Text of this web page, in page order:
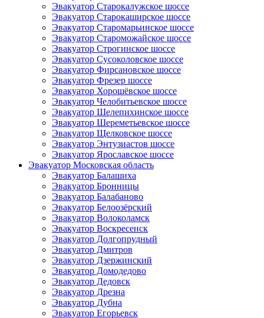
Эвакуатор Старокалужское шоссе
Эвакуатор Старокаширское шоссе
Эвакуатор Старомарьинское шоссе
Эвакуатор Староможайское шоссе
Эвакуатор Строгинское шоссе
Эвакуатор Сусоколовское шоссе
Эвакуатор Фирсановское шоссе
Эвакуатор Фрезер шоссе
Эвакуатор Хорошёвское шоссе
Эвакуатор Челобитьевское шоссе
Эвакуатор Шелепихинское шоссе
Эвакуатор Шереметьевское шоссе
Эвакуатор Щелковское шоссе
Эвакуатор Энтузиастов шоссе
Эвакуатор Ярославское шоссе
Эвакуатор Московская область
Эвакуатор Балашиха
Эвакуатор Бронницы
Эвакуатор Балабаново
Эвакуатор Белоозёрский
Эвакуатор Волоколамск
Эвакуатор Воскресенск
Эвакуатор Долгопрудный
Эвакуатор Дмитров
Эвакуатор Дзержинский
Эвакуатор Домодедово
Эвакуатор Дедовск
Эвакуатор Дрезна
Эвакуатор Дубна
Эвакуатор Егорьевск